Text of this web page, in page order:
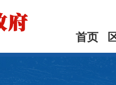
首页